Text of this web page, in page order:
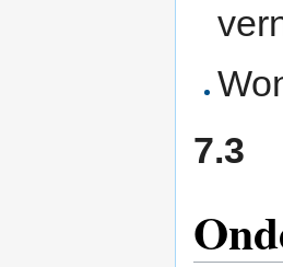
7.3